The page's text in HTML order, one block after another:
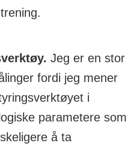
Jeg er en stor
fordi jeg mener
i
parametere som
å ta